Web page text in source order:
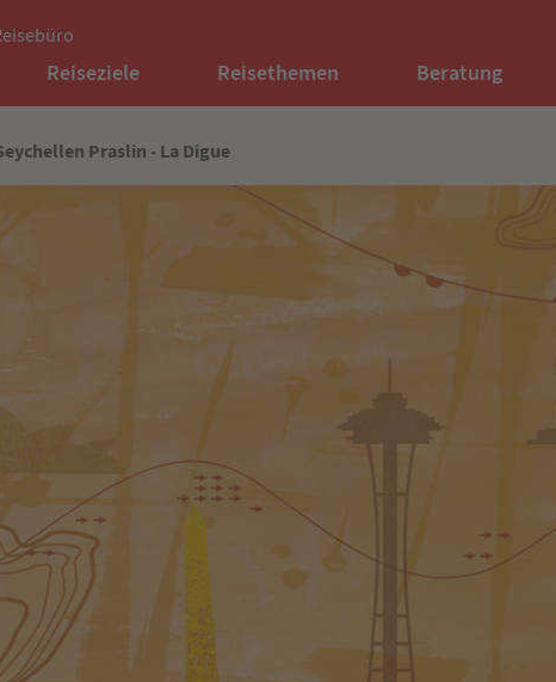
Reiseziele Reisethemen Beratung
Praslin - La Digue